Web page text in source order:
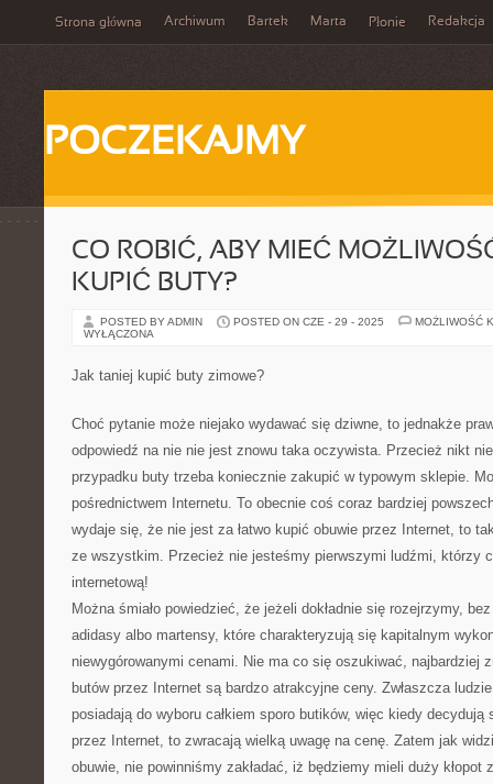
Strona główna Archiwum Bartek Marta Płonie Redakcja
POCZEKAJMY
CO ROBIĆ, ABY MIEĆ
KUPIĆ BUTY?
POSTED BY ADMIN POSTED ON CZE - 29 - 2025
MOŻLIWOŚĆ
WYŁĄCZONA
Jak taniej kupić buty zimowe?
Choć pytanie może niejako wydawać się dziwne, to jednakże
odpowiedź na nie nie jest znowu taka oczywista. Przecież nikt
przypadku buty trzeba koniecznie zakupić w typowym sklepie.
pośrednictwem Internetu. To obecnie coś coraz bardziej
wydaje się, że nie jest za łatwo kupić obuwie przez Internet, to
ze wszystkim. Przecież nie jesteśmy pierwszymi ludźmi, którzy
internetową!
Można śmiało powiedzieć, że jeżeli dokładnie się rozejrzymy,
adidasy albo martensy, które charakteryzują się kapitalnym
niewygórowanymi cenami. Nie ma co się oszukiwać, najbardziej
butów przez Internet są bardzo atrakcyjne ceny. Zwłaszcza
posiadają do wyboru całkiem sporo butików, więc kiedy decydują
przez Internet, to zwracają wielką uwagę na cenę. Zatem jak
obuwie, nie powinniśmy zakładać, iż będziemy mieli duży kłopot